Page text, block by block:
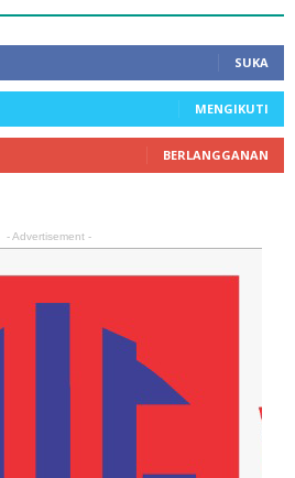
SUKA
MENGIKUTI
BERLANGGANAN
- Advertisement -